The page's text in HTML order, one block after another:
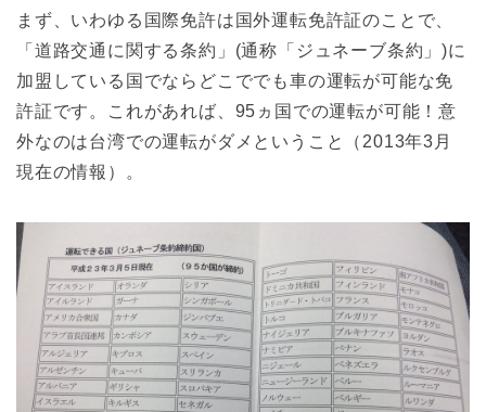
まず、いわゆる国際免許は国外運転免許証のことで、
「道路交通に関する条約」(通称「ジュネーブ条約」)に
加盟している国でならどこででも車の運転が可能な免
許証です。これがあれば、95ヵ国での運転が可能！意
外なのは台湾での運転がダメということ（2013年3月
現在の情報）。